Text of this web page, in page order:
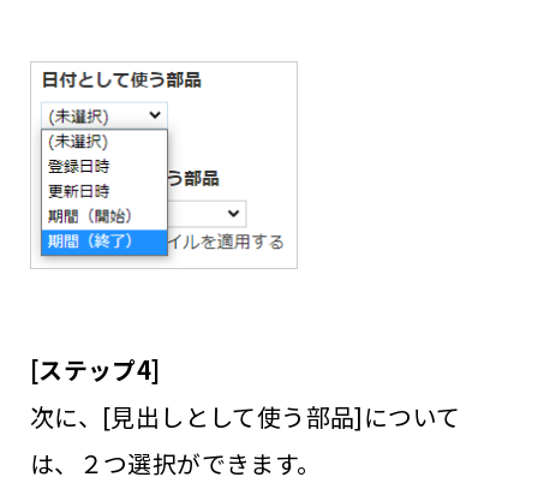
[ステップ4]
次に、[見出しとして使う部品]について
は、２つ選択ができます。